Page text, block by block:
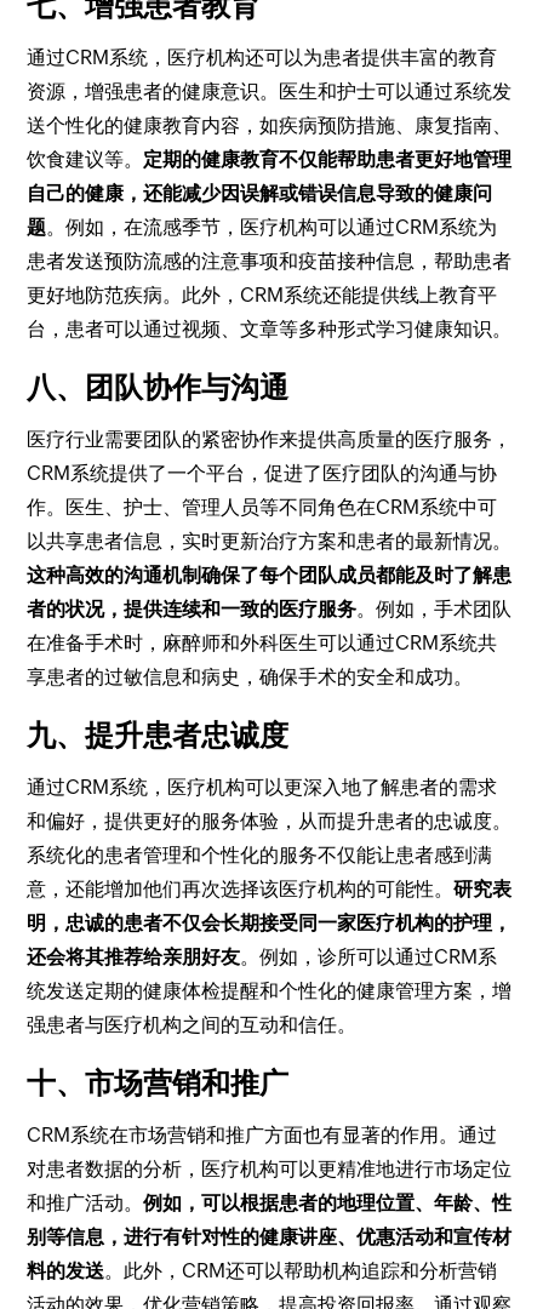
通过CRM系统，医疗机构还可以为患者提供丰富的教育
资源，增强患者的健康意识。医生和护士可以通过系统发
送个性化的健康教育内容，如疾病预防措施、康复指南、
饮食建议等。 定期的健康教育不仅能帮助患者更好地管理
自己的健康，还能减少因误解或错误信息导致的健康问
题。例如，在流感季节，医疗机构可以通过CRM系统为
患者发送预防流感的注意事项和疫苗接种信息，帮助患者
更好地防范疾病。此外，CRM系统还能提供线上教育平
台，患者可以通过视频、文章等多种形式学习健康知识。
八、团队协作与沟通
医疗行业需要团队的紧密协作来提供高质量的医疗服务，
CRM系统提供了一个平台，促进了医疗团队的沟通与协
作。医生、护士、管理人员等不同角色在CRM系统中可
以共享患者信息，实时更新治疗方案和患者的最新情况。
这种高效的沟通机制确保了每个团队成员都能及时了解患
者的状况，提供连续和一致的医疗服务。例如，手术团队
在准备手术时，麻醉师和外科医生可以通过CRM系统共
享患者的过敏信息和病史，确保手术的安全和成功。
九、提升患者忠诚度
通过CRM系统，医疗机构可以更深入地了解患者的需求
和偏好，提供更好的服务体验，从而提升患者的忠诚度。
系统化的患者管理和个性化的服务不仅能让患者感到满
意，还能增加他们再次选择该医疗机构的可能性。研究表
明，忠诚的患者不仅会长期接受同一家医疗机构的护理，
还会将其推荐给亲朋好友。例如，诊所可以通过CRM系
统发送定期的健康体检提醒和个性化的健康管理方案，增
强患者与医疗机构之间的互动和信任。
十、市场营销和推广
CRM系统在市场营销和推广方面也有显著的作用。通过
对患者数据的分析，医疗机构可以更精准地进行市场定位
和推广活动。例如，可以根据患者的地理位置、年龄、性
别等信息，进行有针对性的健康讲座、优惠活动和宣传材
料的发送。此外，CRM还可以帮助机构追踪和分析营销